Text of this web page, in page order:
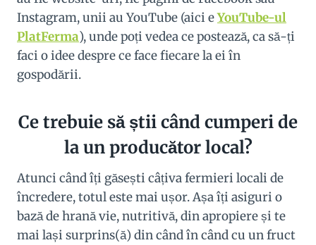
Instagram, unii au YouTube (aici eYouTube-ul
PlatFerma), unde poți vedea ce postează, ca să-ți
faci o idee despre ce face fiecare la ei în
gospodării.
Ce trebuie să știi când cumperi de
la un producător local?
Atunci când îți găsești câțiva fermieri locali de
încredere, totul este mai ușor. Așa îți asiguri o
bază de hrană vie, nutritivă, din apropiere și te
mai lași surprins(ă) din când în când cu un fruct